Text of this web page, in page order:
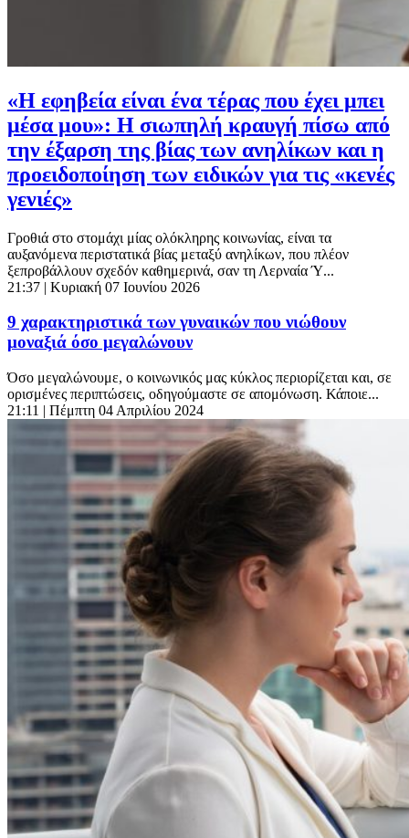
«Η εφηβεία είναι ένα τέρας που έχει μπει
μέσα μου»: Η σιωπηλή κραυγή πίσω από
την έξαρση της βίας των ανηλίκων και η
προειδοποίηση των ειδικών για τις «κενές
γενιές»
Γροθιά στο στομάχι μίας ολόκληρης κοινωνίας, είναι τα
αυξανόμενα περιστατικά βίας μεταξύ ανηλίκων, που πλέον
ξεπροβάλλουν σχεδόν καθημερινά, σαν τη Λερναία Ύ...
21:37 | Κυριακή 07 Ιουνίου 2026
9 χαρακτηριστικά των γυναικών που νιώθουν
μοναξιά όσο μεγαλώνουν
Όσο μεγαλώνουμε, ο κοινωνικός μας κύκλος περιορίζεται και, σε
ορισμένες περιπτώσεις, οδηγούμαστε σε απομόνωση. Κάποιε...
21:11 | Πέμπτη 04 Απριλίου 2024